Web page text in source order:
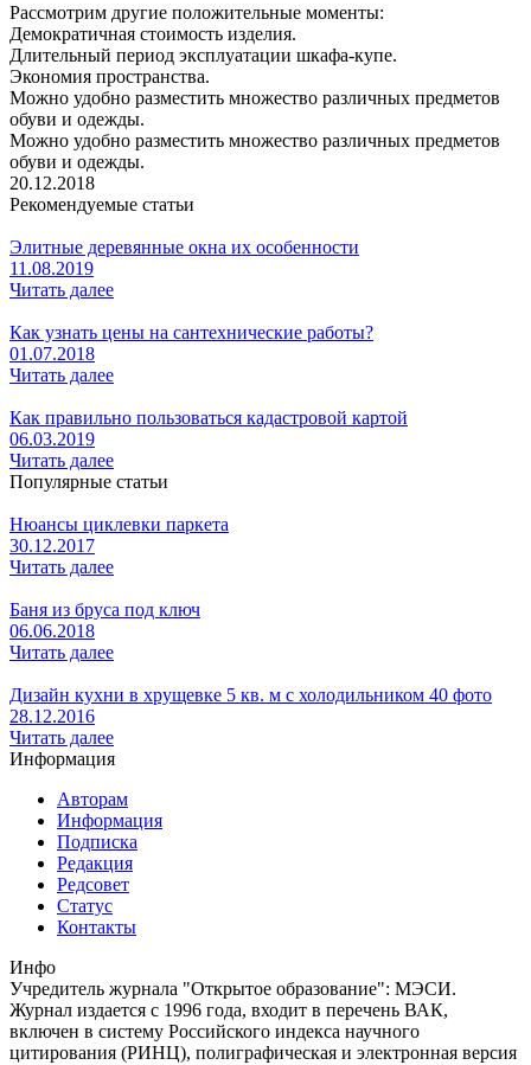
Рассмотрим другие положительные моменты:
Демократичная стоимость изделия.
Длительный период эксплуатации шкафа-купе.
Экономия пространства.
Можно удобно разместить множество различных предметов
обуви и одежды.
Можно удобно разместить множество различных предметов
обуви и одежды.
20.12.2018
Рекомендуемые статьи
Элитные деревянные окна их особенности
11.08.2019
Читать далее
Как узнать цены на сантехнические работы?
01.07.2018
Читать далее
Как правильно пользоваться кадастровой картой
06.03.2019
Читать далее
Популярные статьи
Нюансы циклевки паркета
30.12.2017
Читать далее
Баня из бруса под ключ
06.06.2018
Читать далее
Дизайн кухни в хрущевке 5 кв. м с холодильником 40 фото
28.12.2016
Читать далее
Информация
Авторам
Информация
Подписка
Редакция
Редсовет
Статус
Контакты
Инфо
Учредитель журнала "Открытое образование": МЭСИ.
Журнал издается с 1996 года, входит в перечень ВАК,
включен в систему Российского индекса научного
цитирования (РИНЦ), полиграфическая и электронная версия